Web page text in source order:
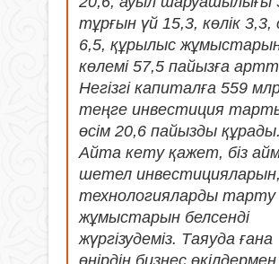
тұрғын үй 15,3, көлік 3,3,
6,5, құрылыс
көлемі 57,5 пайызға
Негізгі капиталға 559
теңге инвестиция
өсім 20,6 пайызды құрады.
Айта кету қажет, біз
шетел
технологияларды тарту
жұмыстарын белсенді
жүргізудеміз. Таяуда ғана